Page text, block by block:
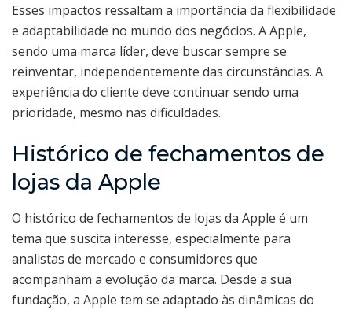
Esses impactos ressaltam a importância da flexibilidade
e adaptabilidade no mundo dos negócios. A Apple,
sendo uma marca líder, deve buscar sempre se
reinventar, independentemente das circunstâncias. A
experiência do cliente deve continuar sendo uma
prioridade, mesmo nas dificuldades.
Histórico de fechamentos de
lojas da Apple
O histórico de fechamentos de lojas da Apple é um
tema que suscita interesse, especialmente para
analistas de mercado e consumidores que
acompanham a evolução da marca. Desde a sua
fundação, a Apple tem se adaptado às dinâmicas do